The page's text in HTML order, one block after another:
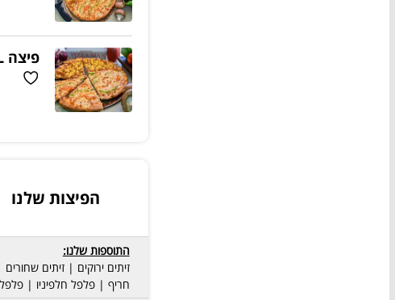
פיצה XL ו 3 תוספות
הפיצות שלנו
התוספות שלנו:
זיתים ירוקים | זיתים
חריף | פלפל חלפיניו |